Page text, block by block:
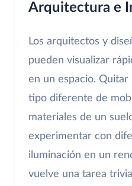
Arquitectura e
Los arquitectos y
pueden visualizar
en un espacio. Quitar
tipo diferente de
materiales de un
experimentar con
iluminación en un
vuelve una tarea